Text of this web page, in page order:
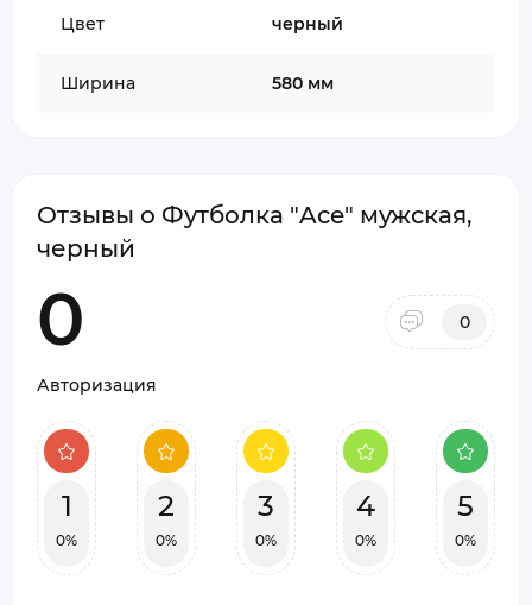
Цвет черный
Ширина 580 мм
Отзывы о Футболка "Ace" мужская,
черный
0 0
Авторизация
1
0%
2
0%
3
0%
4
0%
5
0%